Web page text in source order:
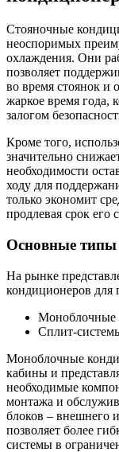
Стояночные
неоспоримых
охлаждения. Они
позволяет
во время стоянок и
жаркое время года,
залогом
Кроме того,
значительно
необходимости
ходу для
только экономит
продлевая срок его
Основные типы
На рынке
кондиционеров для
Моноблочные
Сплит-
Моноблочные
кабины и
необходимые
монтажа и
блоков – внешнего
позволяет более
системы в